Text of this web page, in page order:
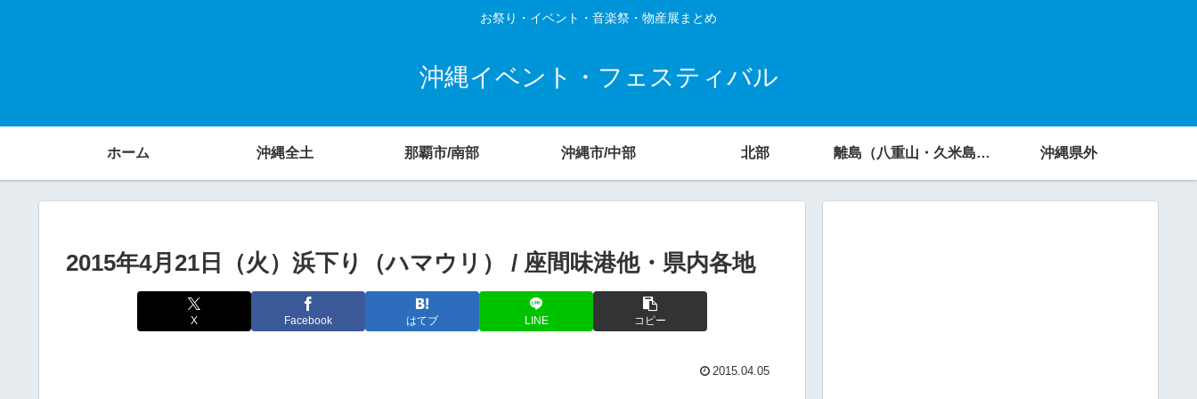
お祭り・イベント・音楽祭・物産展まとめ
沖縄イベント・フェスティバル
ホーム 沖縄全土 那覇市/南部 沖縄市/中部 北部 離島（八重山・久米島・宮古島・他） 沖縄県外
2015年4月21日（火）浜下り（ハマウリ） / 座間味港他・県内各地
X Facebook はてブ LINE コピー
2015.04.05